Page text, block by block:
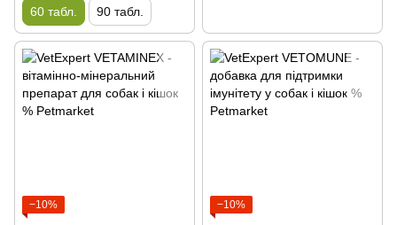
60 табл. 90 табл.
−10% −10%